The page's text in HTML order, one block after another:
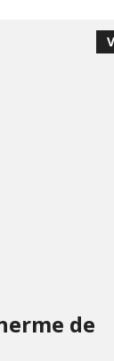
de